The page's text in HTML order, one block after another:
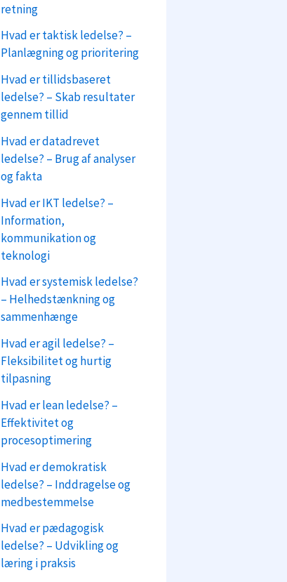
retning
Hvad er taktisk ledelse? –
Planlægning og prioritering
Hvad er tillidsbaseret
ledelse? – Skab resultater
gennem tillid
Hvad er datadrevet
ledelse? – Brug af analyser
og fakta
Hvad er IKT ledelse? –
Information,
kommunikation og
teknologi
Hvad er systemisk ledelse?
– Helhedstænkning og
sammenhænge
Hvad er agil ledelse? –
Fleksibilitet og hurtig
tilpasning
Hvad er lean ledelse? –
Effektivitet og
procesoptimering
Hvad er demokratisk
ledelse? – Inddragelse og
medbestemmelse
Hvad er pædagogisk
ledelse? – Udvikling og
læring i praksis